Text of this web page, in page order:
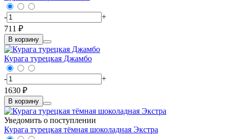
-
+
711 ₽
В корзину
Курага турецкая Джамбо
-
+
1630 ₽
В корзину
Уведомить о поступлении
Курага турецкая тёмная шоколадная Экстра